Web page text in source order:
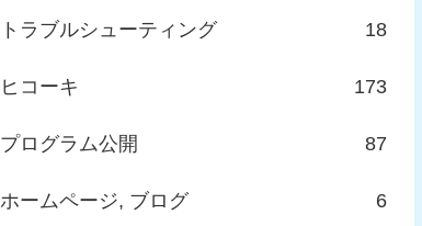
トラブルシューティング 18
ヒコーキ 173
プログラム公開 87
ホームページ, ブログ 6